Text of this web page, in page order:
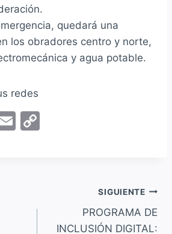
quedará una
los obradores centro y norte,
y agua potable.
redes
E
SIGUIENTE
PROGRAMA DE
INCLUSIÓN DIGITAL: